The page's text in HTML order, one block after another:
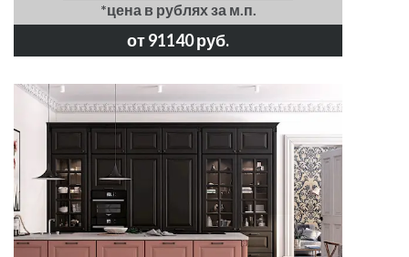
*цена в рублях за м.п.
от 91140 руб.